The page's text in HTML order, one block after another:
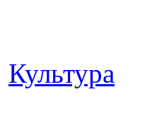
Культура